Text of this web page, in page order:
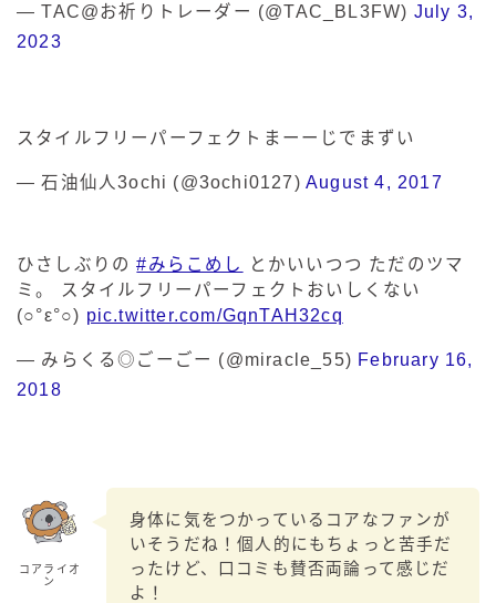
— TAC@お祈りトレーダー (@TAC_BL3FW) July 3,
2023
スタイルフリーパーフェクトまーーじでまずい
— 石油仙人3ochi (@3ochi0127) August 4, 2017
ひさしぶりの#みらこめし
とかいいつつ ただのツマ
ミ。 スタイルフリーパーフェクトおいしくない
(○°ε°○) pic.twitter.com/GqnTAH32cq
— みらくる◎ごーごー (@miracle_55) February 16,
2018
コアライオ
ン
身体に気をつかっているコアなファンが
いそうだね！個人的にもちょっと苦手だ
ったけど、口コミも賛否両論って感じだ
よ！